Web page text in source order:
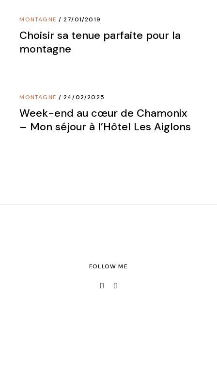
MONTAGNE 27/01/2019
Choisir sa tenue parfaite pour la
montagne
MONTAGNE 24/02/2025
Week-end au cœur de Chamonix
– Mon séjour à l’Hôtel Les Aiglons
FOLLOW ME